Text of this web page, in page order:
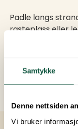
Samtykke
Denne nettsiden
Vi bruker
Padle langs
rasteplass eller
En fin
Lei kano her